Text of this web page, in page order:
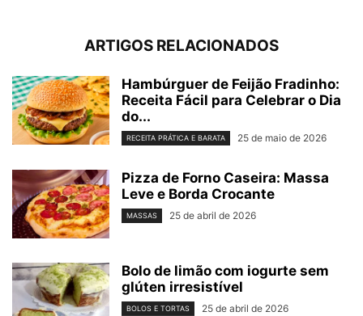
ARTIGOS RELACIONADOS
Hambúrguer de Feijão Fradinho:
Receita Fácil para Celebrar o Dia
do...
RECEITA PRÁTICA E BARATA 25 de maio de 2026
Pizza de Forno Caseira: Massa
Leve e Borda Crocante
MASSAS 25 de abril de 2026
Bolo de limão com iogurte sem
glúten irresistível
BOLOS E TORTAS 25 de abril de 2026